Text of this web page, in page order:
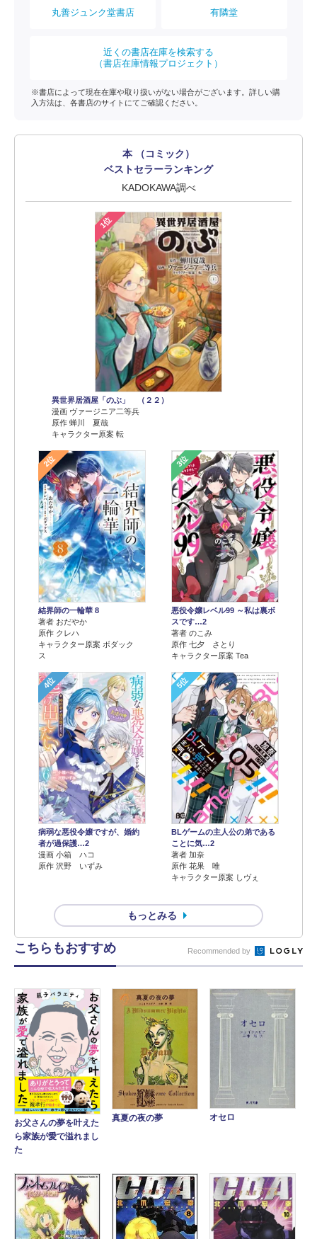
丸善ジュンク堂書店 有隣堂
近くの書店在庫を検索する
（書店在庫情報プロジェクト）
※書店によって現在在庫や取り扱いがない場合がございます。詳しい購
入方法は、各書店のサイトにてご確認ください。
本 （コミック）
ベストセラーランキング
KADOKAWA調べ
1位
異世界居酒屋「のぶ」 （２２）
漫画 ヴァージニア二等兵
原作 蝉川 夏哉
キャラクター原案 転
2位
結界師の一輪華 8
著者 おだやか
原作 クレハ
キャラクター原案 ボダック
ス
3位
悪役令嬢レベル99 ～私は裏ボ
スです…2
著者 のこみ
原作 七夕 さとり
キャラクター原案 Tea
4位
病弱な悪役令嬢ですが、婚約
者が過保護…2
漫画 小箱 ハコ
原作 沢野 いずみ
5位
BLゲームの主人公の弟である
ことに気…2
著者 加奈
原作 花果 唯
キャラクター原案 しヴぇ
もっとみる
こちらもおすすめ Recommended by
お父さんの夢を叶えた
ら家族が愛で溢れまし
た
真夏の夜の夢 オセロ